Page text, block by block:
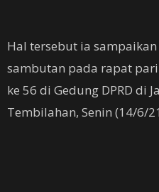
Hal tersebut ia
sambutan pada rapat
ke 56 di Gedung DPRD di
Tembilahan, Senin (14/6/